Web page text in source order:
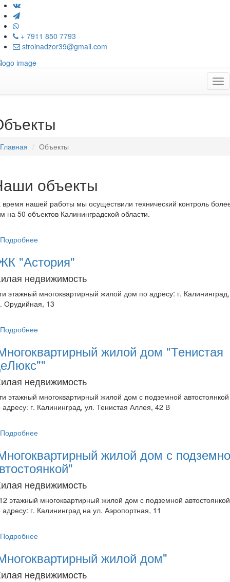
+ 7911 850 7793
stroinadzor39@gmail.com
Главная Объекты
объекты
время нашей работы мы осуществили технический контроль
на 50 объектов Калининградской области.
Подробнее
"Астория"
недвижимость
этажный многоквартирный жилой дом по адресу: г. Калининград,
Орудийная, 13
Подробнее
жилой дом "Тенистая
недвижимость
этажный многоквартирный жилой дом с подземной автостоянкой
адресу: г. Калининград, ул. Тенистая Аллея, 42 В
Подробнее
жилой дом с
недвижимость
этажный многоквартирный жилой дом с подземной автостоянкой
адресу: г. Калининград на ул. Аэропортная, 11
Подробнее
жилой дом"
недвижимость